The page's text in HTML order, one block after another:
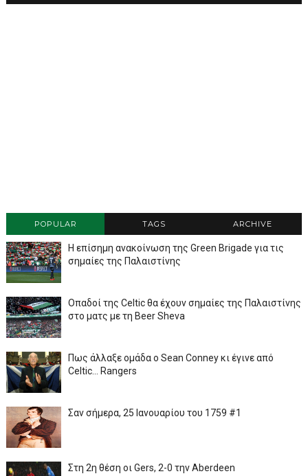
POPULAR TAGS ARCHIVE
Η επίσημη ανακοίνωση της Green Brigade για τις
σημαίες της Παλαιστίνης
Οπαδοί της Celtic θα έχουν σημαίες της Παλαιστίνης
στο ματς με τη Beer Sheva
Πως άλλαξε ομάδα ο Sean Conney κι έγινε από
Celtic... Rangers
Σαν σήμερα, 25 Ιανουαρίου του 1759 #1
Στη 2η θέση οι Gers, 2-0 την Aberdeen